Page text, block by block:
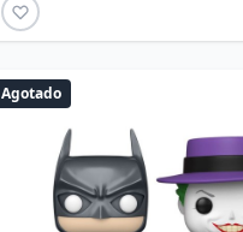
Agotado